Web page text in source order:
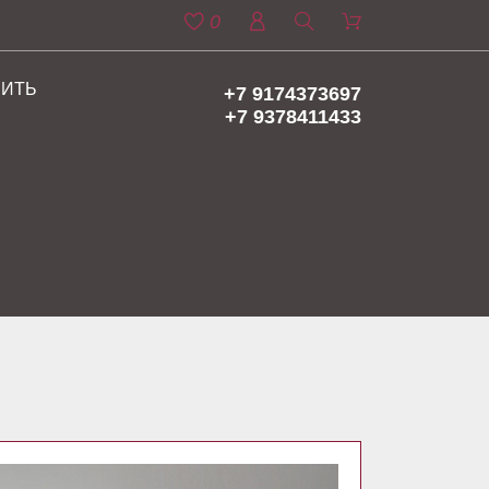
0
+7 9174373697
+7 9378411433